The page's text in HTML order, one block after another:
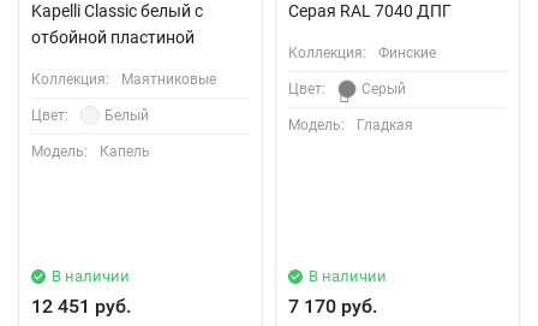
Kapelli Classic белый с
отбойной пластиной
Коллекция: Маятниковые
Цвет: Белый
Модель: Капель
В наличии
12 451 руб.
Серая RAL 7040 ДПГ
Коллекция: Финские
Цвет: Серый
Модель: Гладкая
В наличии
7 170 руб.